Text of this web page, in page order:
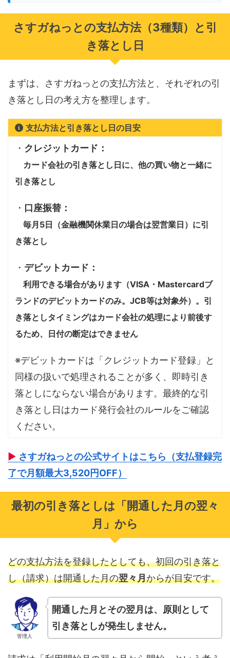
さすガねっとの支払方法（3種類）と引
き落とし日
まずは、さすガねっとの支払方法と、それぞれの引
き落とし日の考え方を整理します。
支払方法と引き落とし日の目安
・ クレジットカード：
カード会社の引き落とし日に、他の買い物と一緒に
引き落とし
・ 口座振替：
毎月5日（金融機関休業日の場合は翌営業日）に引
き落とし
・ デビットカード：
利用できる場合があります（VISA・Mastercardブ
ランドのデビットカードのみ。JCB等は対象外）。引
き落としタイミングはカード会社の処理により前後す
るため、日付の断定はできません
※デビットカードは「クレジットカード登録」と
同様の扱いで処理されることが多く、即時引き
落としにならない場合があります。最終的な引
き落とし日はカード発行会社のルールをご確認
ください。
▶ さすガねっとの公式サイトはこちら（支払登録完
了で月額最大3,520円OFF）
最初の引き落としは「開通した月の翌々
月」から
どの支払方法を登録したとしても、初回の引き落と
し（請求）は開通した月の翌々月からが目安です。
管理人
開通した月とその翌月は、原則として
引き落としが発生しません。